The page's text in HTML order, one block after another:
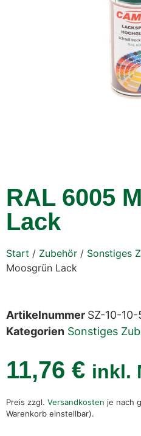
RAL 6005
Lack
Start / Zubehör / Sonstiges
Moosgrün Lack
Artikelnummer SZ-10-10-
Kategorien Sonstiges
11,76 € inkl.
Preis zzgl. Versandkosten je nach
Warenkorb einstellbar).